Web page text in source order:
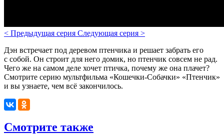
< Предыдущая серия Следующая серия >
Дэн встречает под деревом птенчика и решает забрать его
с собой. Он строит для него домик, но птенчик совсем не рад.
Чего же на самом деле хочет птичка, почему же она плачет?
Смотрите серию мультфильма «Кошечки-Собачки» «Птенчик»
и вы узнаете, чем всё закончилось.
Смотрите также